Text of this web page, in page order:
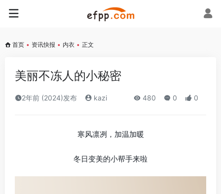
首页 • 资讯快报 • 内衣 • 正文
美丽不冻人的小秘密
2年前 (2024)发布 kazi 480 0 0
寒风凛冽，加温加暖
冬日变美的小帮手来啦